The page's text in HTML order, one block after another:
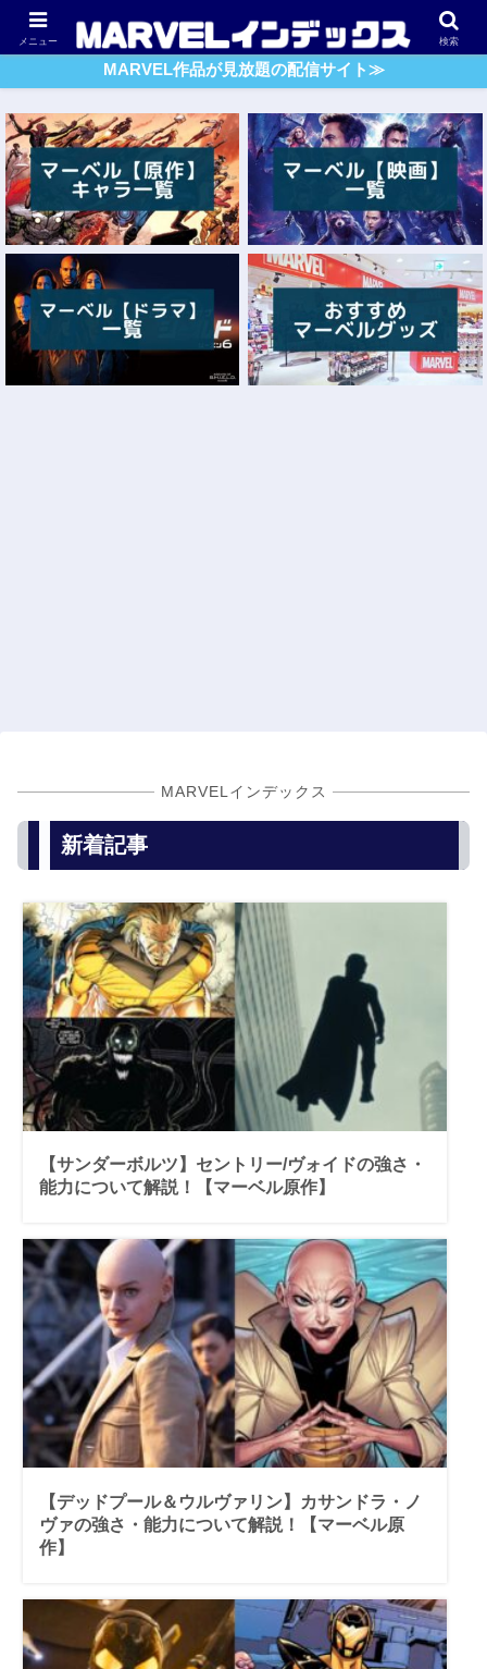
アベンジャーズ スパイダーマン ガーディアンズ・O・G
MARVEL作品が見放題の配信サイト≫
MARVELインデックス
新着記事
【サンダーボルツ】セントリー/ヴォイドの強さ・
能力について解説！【マーベル原作】
【デッドプール＆ウルヴァリン】カサンドラ・ノ
ヴァの強さ・能力について解説！【マーベル原
作】
メニュー 検索